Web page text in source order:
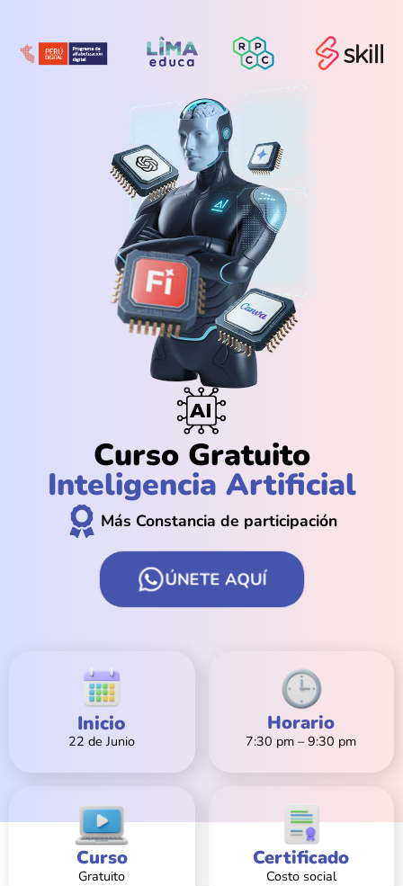
Curso Gratuito
Inteligencia Artificial
Más Constancia de participación
ÚNETE AQUÍ
Inicio
22 de Junio
Horario
7:30 pm – 9:30 pm
Curso
Gratuito
Certificado
Costo social